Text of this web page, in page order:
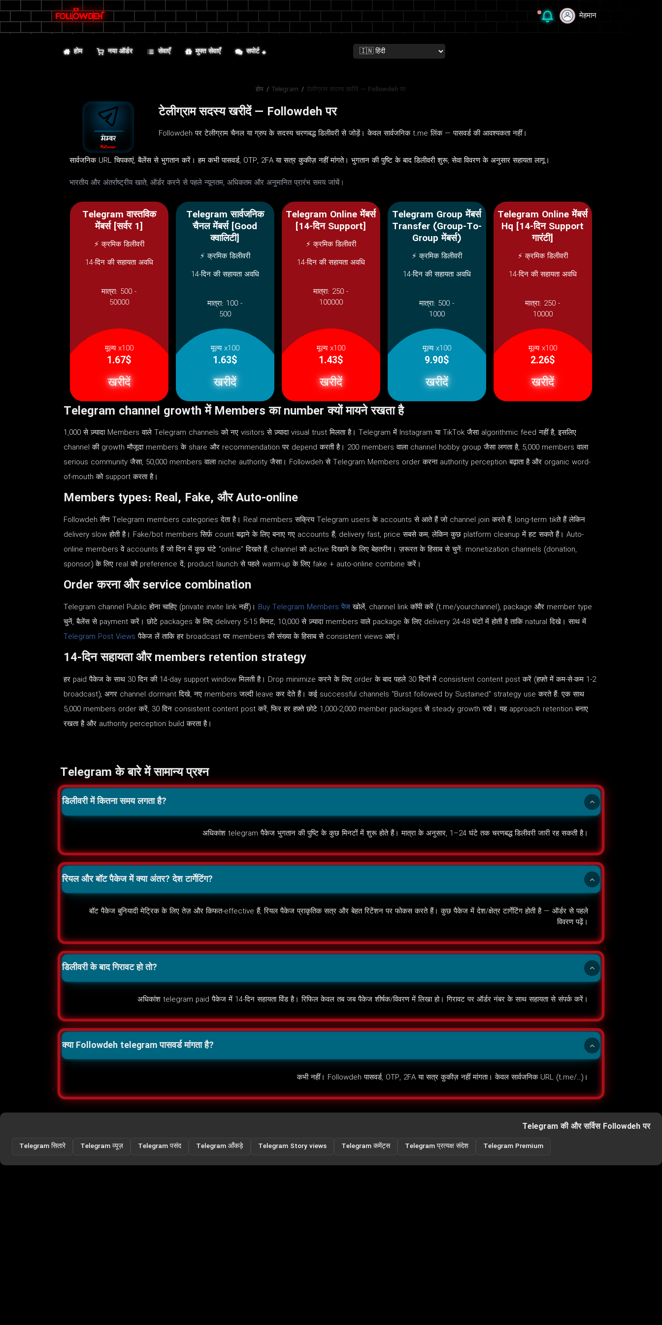
मेहमान
होम नया ऑर्डर सेवाएँ मुफ्त सेवाएँ सपोर्ट
मेहमान
होम / Telegram / टेलीग्राम सदस्य खरीदें — Followdeh पर
टेलीग्राम सदस्य खरीदें — Followdeh पर
Followdeh पर टेलीग्राम चैनल या ग्रुप के सदस्य चरणबद्ध डिलीवरी से जोड़ें। केवल सार्वजनिक t.me लिंक — पासवर्ड की आवश्यकता नहीं।
सार्वजनिक URL चिपकाएं, बैलेंस से भुगतान करें। हम कभी पासवर्ड, OTP, 2FA या सत्र कुकीज़ नहीं मांगते। भुगतान की पुष्टि के बाद डिलीवरी शुरू; सेवा विवरण के अनुसार सहायता लागू।
भारतीय और अंतर्राष्ट्रीय खाते; ऑर्डर करने से पहले न्यूनतम, अधिकतम और अनुमानित प्रारंभ समय जांचें।
Telegram वास्तविक
मेंबर्स [सर्वर 1]
⚡ क्रमिक डिलीवरी
14-दिन की सहायता अवधि
मात्रा: 500 -
50000
मूल्य x100
1.67$
खरीदें
Telegram सार्वजनिक
चैनल मेंबर्स [Good
क्वालिटी]
⚡ क्रमिक डिलीवरी
14-दिन की सहायता अवधि
मात्रा: 100 -
500
मूल्य x100
1.63$
खरीदें
Telegram Online मेंबर्स
[14-दिन Support]
⚡ क्रमिक डिलीवरी
14-दिन की सहायता अवधि
मात्रा: 250 -
100000
मूल्य x100
1.43$
खरीदें
Telegram Group मेंबर्स
Transfer (Group-To-
Group मेंबर्स)
⚡ क्रमिक डिलीवरी
14-दिन की सहायता अवधि
मात्रा: 500 -
1000
मूल्य x100
9.90$
खरीदें
Telegram Online मेंबर्स
Hq [14-दिन Support
गारंटी]
⚡ क्रमिक डिलीवरी
14-दिन की सहायता अवधि
मात्रा: 250 -
10000
मूल्य x100
2.26$
खरीदें
Telegram channel growth में Members का number क्यों मायने रखता है
1,000 से ज़्यादा Members वाले Telegram channels को नए visitors से ज़्यादा visual trust मिलता है। Telegram में Instagram या TikTok जैसा algorithmic feed नहीं है, इसलिए
channel की growth मौजूदा members के share और recommendation पर depend करती है। 200 members वाला channel hobby group जैसा लगता है, 5,000 members वाला
serious community जैसा, 50,000 members वाला niche authority जैसा। Followdeh से Telegram Members order करना authority perception बढ़ाता है और organic word-
of-mouth को support करता है।
Members types: Real, Fake, और Auto-online
Followdeh तीन Telegram members categories देता है। Real members सक्रिय Telegram users के accounts से आते हैं जो channel join करते हैं; long-term tikते हैं लेकिन
delivery slow होती है। Fake/bot members सिर्फ़ count बढ़ाने के लिए बनाए गए accounts हैं; delivery fast, price सबसे कम, लेकिन कुछ platform cleanup में हट सकते हैं। Auto-
online members वे accounts हैं जो दिन में कुछ घंटे "online" दिखते हैं, channel को active दिखाने के लिए बेहतरीन। ज़रूरत के हिसाब से चुनें: monetization channels (donation,
sponsor) के लिए real को preference दें; product launch से पहले warm-up के लिए fake + auto-online combine करें।
Order करना और service combination
Telegram channel Public होना चाहिए (private invite link नहीं)। Buy Telegram Members पेजखोलें, channel link कॉपी करें (t.me/yourchannel), package और member type
चुनें, बैलेंस से payment करें। छोटे packages के लिए delivery 5-15 मिनट; 10,000 से ज़्यादा members वाले package के लिए delivery 24-48 घंटों में होती है ताकि natural दिखे। साथ में
Telegram Post Views पैकेज लें ताकि हर broadcast पर members की संख्या के हिसाब से consistent views आएं।
14-दिन सहायता और members retention strategy
हर paid पैकेज के साथ 30 दिन की 14-day support window मिलती है। Drop minimize करने के लिए order के बाद पहले 30 दिनों में consistent content post करें (हफ़्ते में कम-से-कम 1-2
broadcast); अगर channel dormant दिखे, नए members जल्दी leave कर देते हैं। कई successful channels "Burst followed by Sustained" strategy use करते हैं: एक साथ
5,000 members order करें, 30 दिन consistent content post करें, फिर हर हफ़्ते छोटे 1,000-2,000 member packages से steady growth रखें। यह approach retention बनाए
रखता है और authority perception build करता है।
Telegram के बारे में सामान्य प्रश्न
डिलीवरी में कितना समय लगता है?
अधिकांश telegram पैकेज भुगतान की पुष्टि के कुछ मिनटों में शुरू होते हैं। मात्रा के अनुसार, 1–24 घंटे तक चरणबद्ध डिलीवरी जारी रह सकती है।
रियल और बॉट पैकेज में क्या अंतर? देश टार्गेटिंग?
बॉट पैकेज बुनियादी मेट्रिक के लिए तेज़ और किफत-effective हैं; रियल पैकेज प्राकृतिक सत्र और बेहत रिटेंशन पर फोकस करते हैं। कुछ पैकेज में देश/क्षेत्र टार्गेटिंग होती है — ऑर्डर से पहले
विवरण पढ़ें।
डिलीवरी के बाद गिरावट हो तो?
अधिकांश telegram paid पैकेज में 14-दिन सहायता विंंड है। रिफिल केवल तब जब पैकेज शीर्षक/विवरण में लिखा हो। गिरावट पर ऑर्डर नंबर के साथ सहायता से संपर्क करें।
क्या Followdeh telegram पासवर्ड मांगता है?
कभी नहीं। Followdeh पासवर्ड, OTP, 2FA या सत्र कुकीज़ नहीं मांगता। केवल सार्वजनिक URL (t.me/..)।
Telegram की और सर्विस Followdeh पर
Telegram सितारे Telegram व्यूज़ Telegram पसंद Telegram आँकड़े Telegram Story views Telegram कमेंट्स Telegram प्रत्यक्ष संदेश Telegram Premium